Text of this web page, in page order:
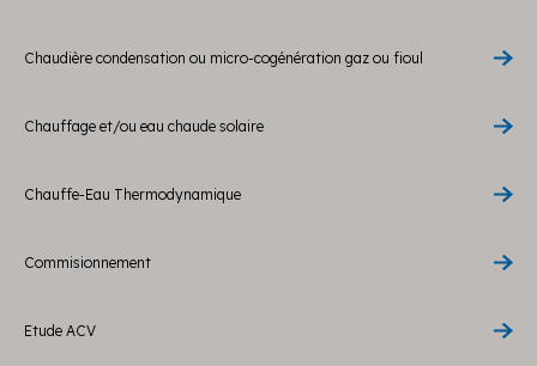
Chaudière condensation ou micro-cogénération gaz ou fioul
Chauffage et/ou eau chaude solaire
Chauffe-Eau Thermodynamique
Commisionnement
Etude ACV